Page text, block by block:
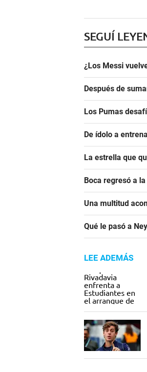
SEGUÍ
¿Los Messi
Después de
Los Pumas
De ídolo a
La estrella que
Boca regresó a
Una multitud
Qué le pasó a
LEE ADEMÁS